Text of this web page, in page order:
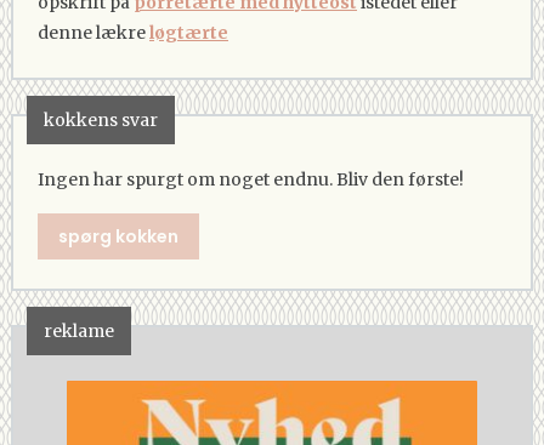
denne lækreløgtærte
kokkens svar
Ingen har spurgt om noget endnu. Bliv den første!
spørg kokken
reklame